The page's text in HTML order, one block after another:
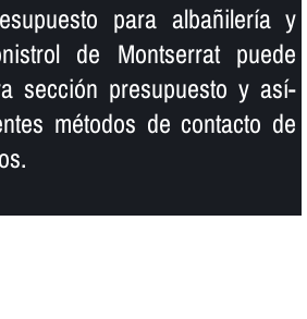
para albañilerí­a y
de Montserrat puede
sección presupuesto y así­
métodos de contacto de